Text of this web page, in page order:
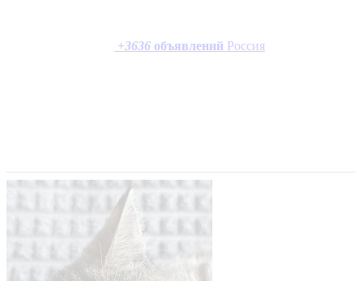
+3636 объявлений Россия